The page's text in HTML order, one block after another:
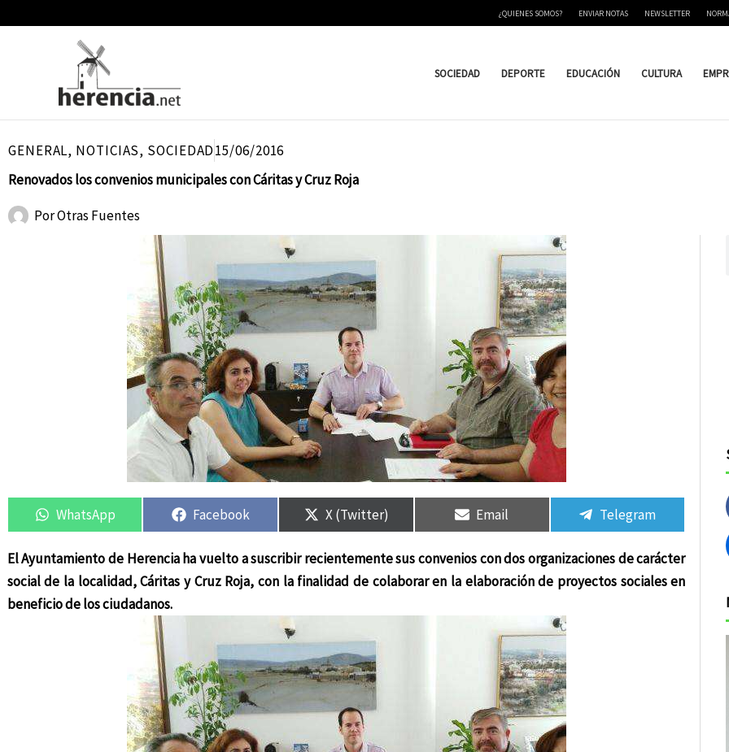
¿QUIENES SOMOS? ENVIAR NOTAS NEWSLETTER
SOCIEDAD DEPORTE EDUCACIÓN CULTURA
GENERAL, NOTICIAS, SOCIEDAD15/06/2016
Renovados los convenios municipales con Cáritas y Cruz Roja
PorOtras Fuentes
en
WhatsApp
Compartir
en
Facebook
Compartir
en
X (Twitter)
Compartir
en
Email
en
Telegram
El Ayuntamiento de Herencia ha vuelto a suscribir recientemente sus convenios con dos organizaciones de carácter
social de la localidad, Cáritas y Cruz Roja, con la finalidad de colaborar en la elaboración de proyectos sociales en
beneficio de los ciudadanos.
en
Compartir
en
Compartir
en
Compartir
en en